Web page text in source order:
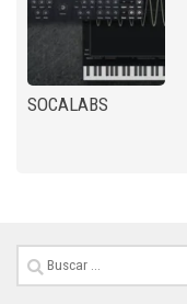
SOCALABS
Buscar: